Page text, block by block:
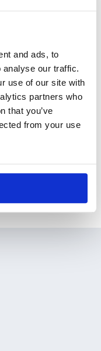
and ads, to
analyse our traffic.
use of our site with
partners who
that you’ve
from your use
問はこちら